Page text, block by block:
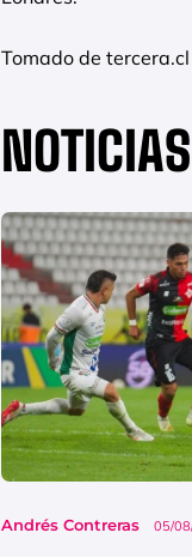
Tomado de tercera.cl
Andrés Contreras 05/